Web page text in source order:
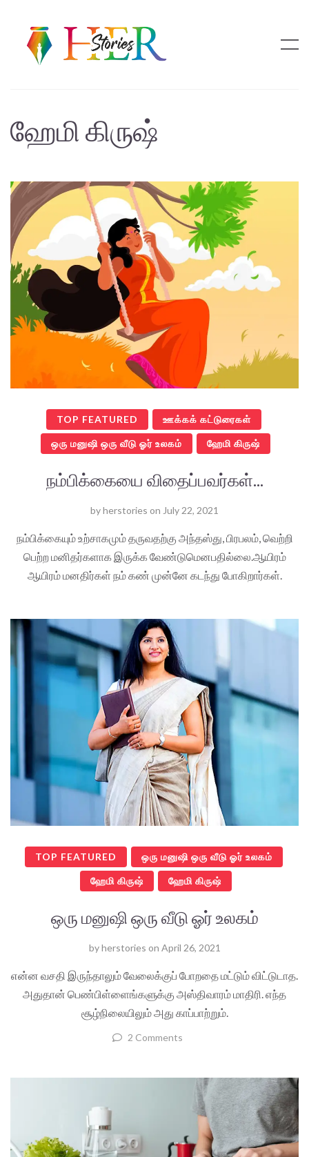
ஹேமி கிருஷ்
TOP FEATURED ஊக்கக் கட்டுரைகள்
ஒரு மனுஷி ஒரு வீடு ஓர் உலகம் ஹேமி கிருஷ்
நம்பிக்கையை விதைப்பவர்கள்...
byherstories on July 22, 2021
நம்பிக்கையும் உற்சாகமும் தருவதற்கு அந்தஸ்து, பிரபலம், வெற்றி
பெற்ற மனிதர்களாக இருக்க வேண்டுமெனபதில்லை.ஆயிரம்
ஆயிரம் மனதிர்கள் நம் கண் முன்னே கடந்து போகிறார்கள்.
TOP FEATURED ஒரு மனுஷி ஒரு வீடு ஓர் உலகம்
ஹேமி கிருஷ் ஹேமி கிருஷ்
ஒரு மனுஷி ஒரு வீடு ஓர் உலகம்
byherstories on April 26, 2021
என்ன வசதி இருந்தாலும் வேலைக்குப் போறதை மட்டும் விட்டுடாத.
அதுதான் பெண்பிள்ளைங்களுக்கு அஸ்திவாரம் மாதிரி. எந்த
சூழ்நிலையிலும் அது காப்பாற்றும்.
2 Comments